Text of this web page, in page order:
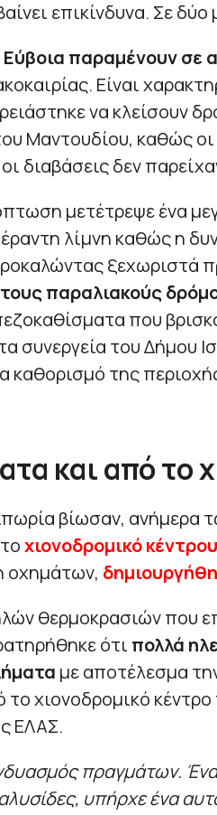
επικίνδυνα. Σε
παραμένουν σε
Είναι
να κλείσουν
Μαντουδίου, καθώς
διαβάσεις δεν
μετέτρεψε ένα
λίμνη καθώς η
ξεχωριστά
παραλιακούς
που
συνεργεία του Δήμου
καθορισμό της
και από το
βίωσαν, ανήμερα
χιονοδρομικό
οχημάτων,
θερμοκρασιών που
ότι πολλά
με αποτέλεσμα
χιονοδρομικό
ΕΛΑΣ.
πραγμάτων.
υπήρχε ένα